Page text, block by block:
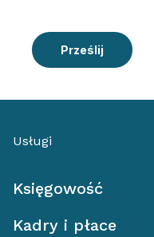
Prześlij
Usługi
Księgowość
Kadry i płace